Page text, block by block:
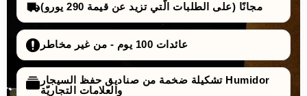
مجانًا (على الطلبات الّتي تزيد عن قيمة 290 يورو)
عائدات 100 يوم - من غير مخاطر
تشكيلة ضخمة من صناديق حفظ السيجار Humidor
والعلامات التجاريّة